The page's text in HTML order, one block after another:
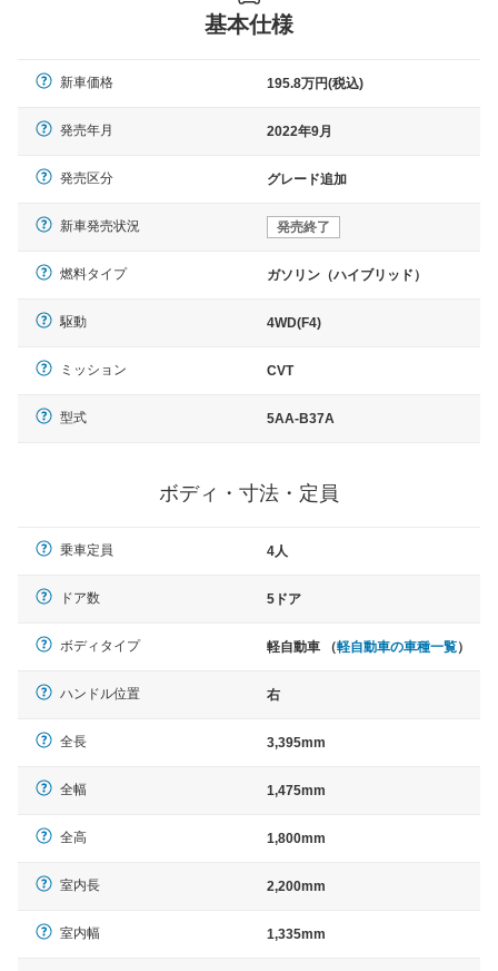
基本仕様
新車価格 195.8万円(税込)
発売年月 2022年9月
発売区分 グレード追加
新車発売状況 発売終了
燃料タイプ ガソリン（ハイブリッド）
駆動 4WD(F4)
ミッション CVT
型式 5AA-B37A
ボディ・寸法・定員
乗車定員 4人
ドア数 5ドア
ボディタイプ 軽自動車 （軽自動車の車種一覧）
ハンドル位置 右
全長 3,395mm
全幅 1,475mm
全高 1,800mm
室内長 2,200mm
室内幅 1,335mm